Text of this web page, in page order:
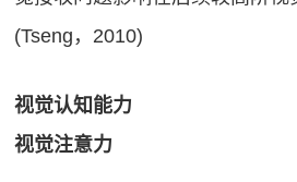
(Tseng，2010)
视觉认知能力
视觉注意力